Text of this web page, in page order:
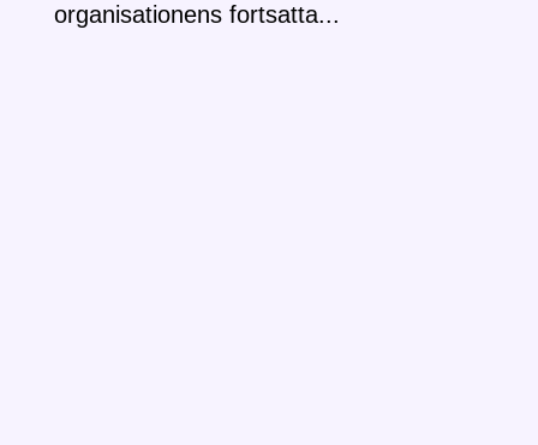
organisationens fortsatta...